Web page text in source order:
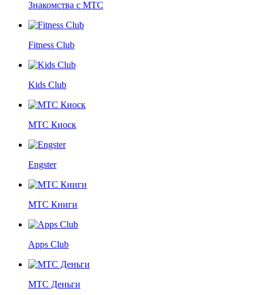
Знакомства с МТС
Fitness Club
Kids Club
МТС Киоск
Engster
МТС Книги
Apps Club
МТС Деньги